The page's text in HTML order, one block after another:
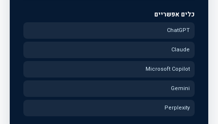
כלים אפשריים
ChatGPT
Claude
Microsoft Copilot
Gemini
Perplexity